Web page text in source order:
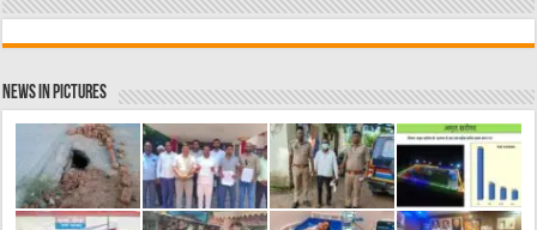
News in Pictures